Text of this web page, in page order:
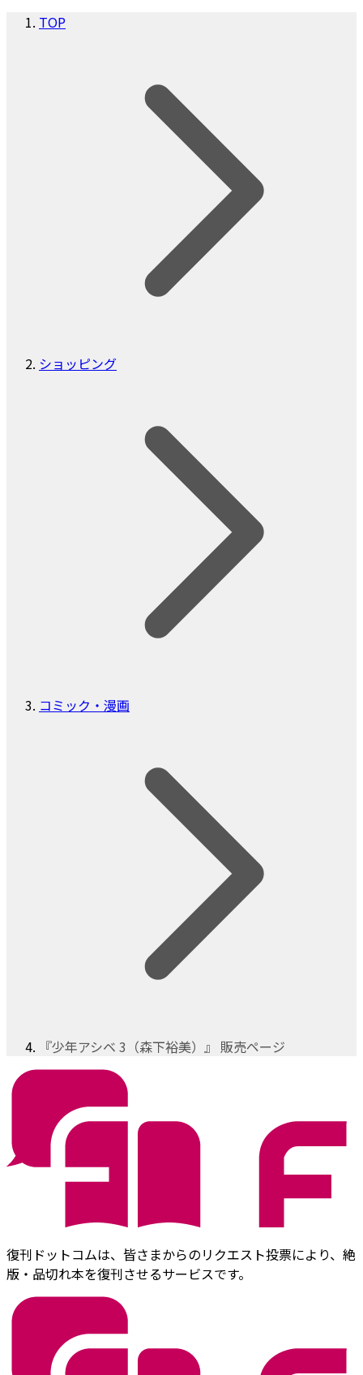
TOP
ショッピング
コミック・漫画
『少年アシベ 3（森下裕美）』 販売ページ
復刊ドットコムは、皆さまからのリクエスト投票により、絶
版・品切れ本を復刊させるサービスです。